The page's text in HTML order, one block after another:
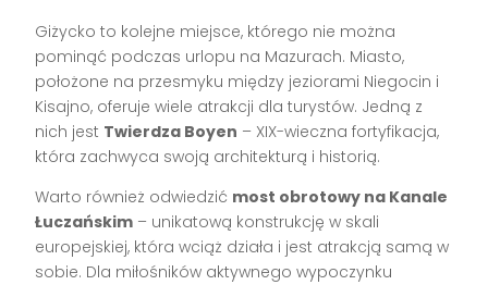
Giżycko to kolejne miejsce, którego nie można
pominąć podczas urlopu na Mazurach. Miasto,
położone na przesmyku między jeziorami Niegocin i
Kisajno, oferuje wiele atrakcji dla turystów. Jedną z
nich jest Twierdza Boyen – XIX-wieczna fortyfikacja,
która zachwyca swoją architekturą i historią.
Warto również odwiedzić most obrotowy na Kanale
Łuczańskim – unikatową konstrukcję w skali
europejskiej, która wciąż działa i jest atrakcją samą w
sobie. Dla miłośników aktywnego wypoczynku